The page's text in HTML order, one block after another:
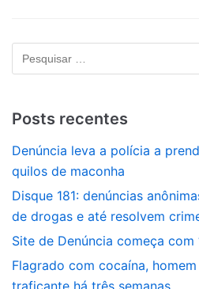
Posts recentes
Denúncia leva a polícia a
quilos de maconha
Disque 181: denúncias
de drogas e até resolvem
Site de Denúncia começa com
Flagrado com cocaína,